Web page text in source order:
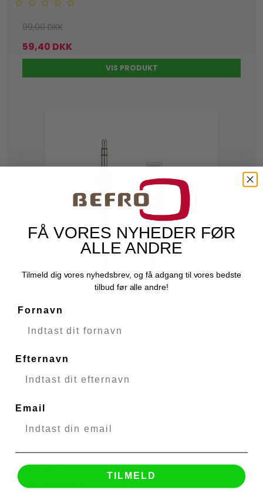
99,00 DKK
59,40 DKK
VIS PRODUKT
BOYA Mikrofonadapter BY-K1 TRS - Lightning
BOYA
49271
Tilslutning: 3,5mm jack, Lightning
Forpakningsvolume (l): 0.14
Vægt (g): 10
Nettovægt (g): 9
FÅ VORES NYHEDER FØR
ALLE ANDRE
Tilmeld dig vores nyhedsbrev, og få adgang til vores bedste
tilbud før alle andre!
Fornavn
Efternavn
Email
TILMELD